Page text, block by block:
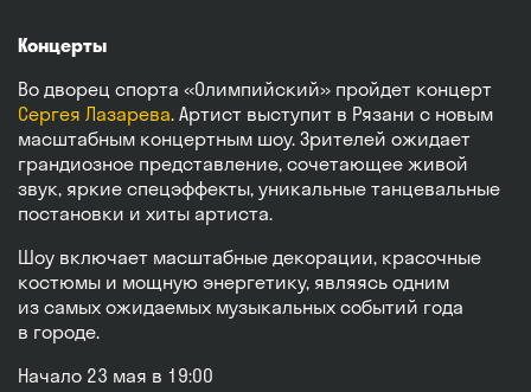
Концерты
Во дворец спорта «Олимпийский» пройдет концерт
Сергея Лазарева. Артист выступит в Рязани с новым
масштабным концертным шоу. Зрителей ожидает
грандиозное представление, сочетающее живой
звук, яркие спецэффекты, уникальные танцевальные
постановки и хиты артиста.
Шоу включает масштабные декорации, красочные
костюмы и мощную энергетику, являясь одним
из самых ожидаемых музыкальных событий года
в городе.
Начало 23 мая в 19:00